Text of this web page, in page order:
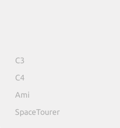
C3
C4
Ami
SpaceTourer